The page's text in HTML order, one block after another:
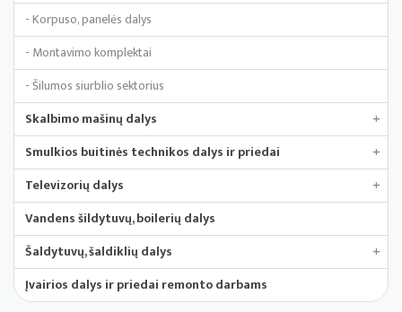
- Korpuso, panelės dalys
- Montavimo komplektai
- Šilumos siurblio sektorius
Skalbimo mašinų dalys
+
Smulkios buitinės technikos dalys ir priedai
+
Televizorių dalys
+
Vandens šildytuvų, boilerių dalys
Šaldytuvų, šaldiklių dalys
+
Įvairios dalys ir priedai remonto darbams